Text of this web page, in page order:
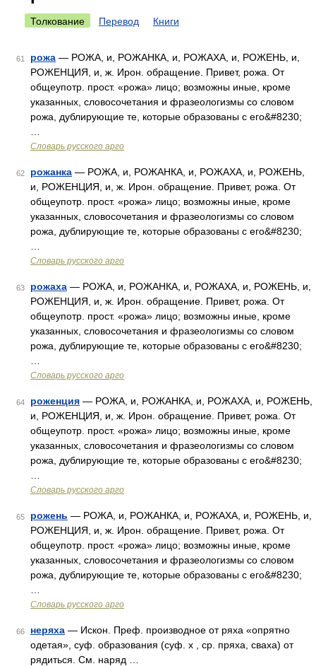
Толкование Перевод Книги
61 рожа — РОЖА, и, РОЖАНКА, и, РОЖАХА, и, РОЖЕНЬ, и,
РОЖЕНЦИЯ, и, ж. Ирон. обращение. Привет, рожа. От
общеупотр. прост. «рожа» лицо; возможны иные, кроме
указанных, словосочетания и фразеологизмы со словом
рожа, дублирующие те, которые образованы с его&#8230;
Словарь русского арго
62 рожанка — РОЖА, и, РОЖАНКА, и, РОЖАХА, и, РОЖЕНЬ,
и, РОЖЕНЦИЯ, и, ж. Ирон. обращение. Привет, рожа. От
общеупотр. прост. «рожа» лицо; возможны иные, кроме
указанных, словосочетания и фразеологизмы со словом
рожа, дублирующие те, которые образованы с его&#8230;
Словарь русского арго
63 рожаха — РОЖА, и, РОЖАНКА, и, РОЖАХА, и, РОЖЕНЬ, и,
РОЖЕНЦИЯ, и, ж. Ирон. обращение. Привет, рожа. От
общеупотр. прост. «рожа» лицо; возможны иные, кроме
указанных, словосочетания и фразеологизмы со словом
рожа, дублирующие те, которые образованы с его&#8230;
Словарь русского арго
64 роженция — РОЖА, и, РОЖАНКА, и, РОЖАХА, и, РОЖЕНЬ,
и, РОЖЕНЦИЯ, и, ж. Ирон. обращение. Привет, рожа. От
общеупотр. прост. «рожа» лицо; возможны иные, кроме
указанных, словосочетания и фразеологизмы со словом
рожа, дублирующие те, которые образованы с его&#8230;
Словарь русского арго
65 рожень — РОЖА, и, РОЖАНКА, и, РОЖАХА, и, РОЖЕНЬ, и,
РОЖЕНЦИЯ, и, ж. Ирон. обращение. Привет, рожа. От
общеупотр. прост. «рожа» лицо; возможны иные, кроме
указанных, словосочетания и фразеологизмы со словом
рожа, дублирующие те, которые образованы с его&#8230;
Словарь русского арго
66 неряха — Искон. Преф. производное от ряха «опрятно
одетая», суф. образования (суф. х , ср. пряха, сваха) от
рядиться. См. наряд …